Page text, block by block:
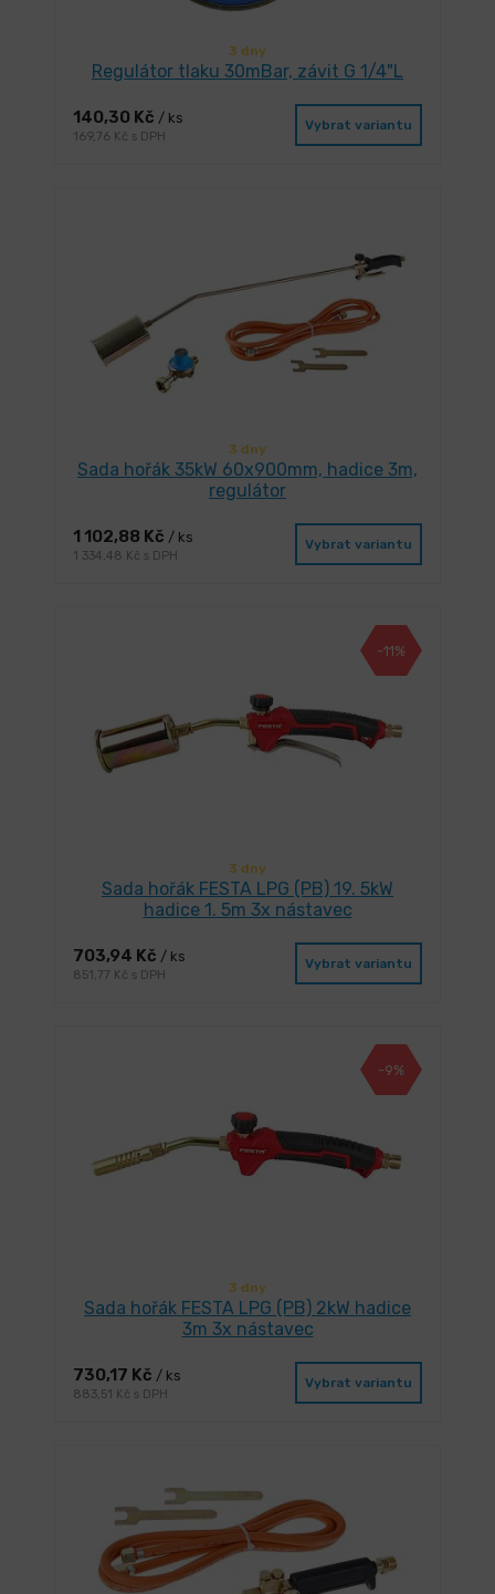
3 dny
Regulátor tlaku 30mBar, závit G 1/4"L
140,30 Kč / ks
169,76 Kč s DPH
Vybrat variantu
3 dny
Sada hořák 35kW 60x900mm, hadice 3m,
regulátor
1 102,88 Kč / ks
1 334,48 Kč s DPH
Vybrat variantu
-11%
3 dny
Sada hořák FESTA LPG (PB) 19. 5kW
hadice 1. 5m 3x nástavec
703,94 Kč / ks
851,77 Kč s DPH
Vybrat variantu
-9%
3 dny
Sada hořák FESTA LPG (PB) 2kW hadice
3m 3x nástavec
730,17 Kč / ks
883,51 Kč s DPH
Vybrat variantu